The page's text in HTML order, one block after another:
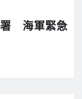
署 海軍緊急